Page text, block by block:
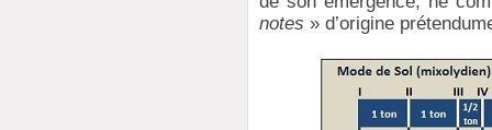
notes » d’origine